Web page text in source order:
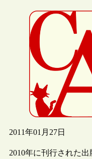
2011年01月27日
2010年に刊行された